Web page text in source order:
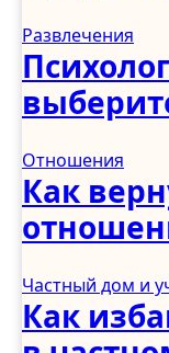
Развлечения
Отношения
Как
Частный дом и
Как